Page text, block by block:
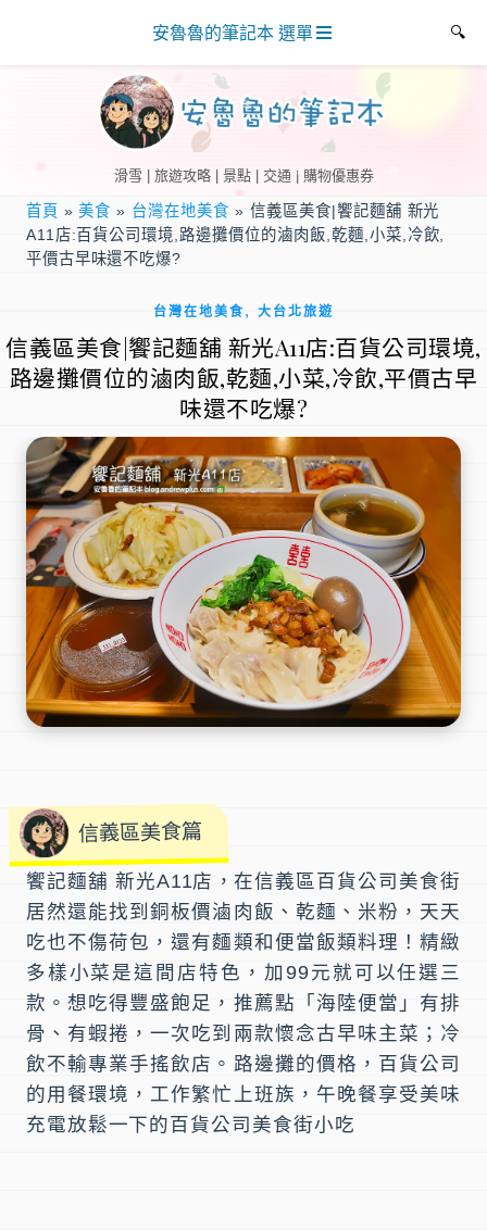
滑雪 | 旅遊攻略 | 景點 | 交通 | 購物優惠券
安魯魯的筆記本 選單
首頁 »美食 » 台灣在地美食 » 信義區美食|饗記麵舖 新光
A11店:百貨公司環境,路邊攤價位的滷肉飯,乾麵,小菜,冷飲,
平價古早味還不吃爆?
台灣在地美食 , 大台北旅遊
信義區美食|饗記麵舖 新光A11店:百貨公司環境,
路邊攤價位的滷肉飯,乾麵,小菜,冷飲,平價古早
味還不吃爆?
信義區美食篇
饗記麵舖 新光A11店 ，在信義區百貨公司美食街
居然還能找到銅板價滷肉飯、乾麵、米粉，天天
吃也不傷荷包，還有麵類和便當飯類料理！精緻
多樣小菜是這間店特色，加99元就可以任選三
款。想吃得豐盛飽足，推薦點「海陸便當」有排
骨、有蝦捲，一次吃到兩款懷念古早味主菜；冷
飲不輸專業手搖飲店。路邊攤的價格，百貨公司
的用餐環境，工作繁忙上班族，午晚餐享受美味
充電放鬆一下的百貨公司美食街小吃